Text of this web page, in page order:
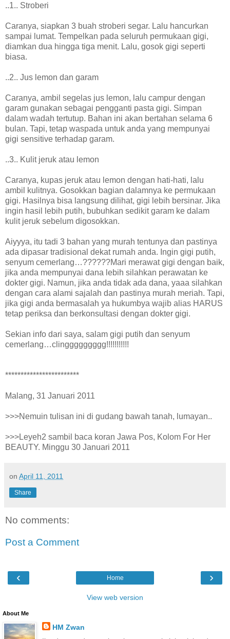
..1.. Stroberi
Caranya, siapkan 3 buah stroberi segar. Lalu hancurkan
sampai lumat. Tempelkan pada seluruh permukaan gigi,
diamkan dua hingga tiga menit. Lalu, gosok gigi seperti
biasa.
..2.. Jus lemon dan garam
Caranya, ambil segelas jus lemon, lalu campur dengan
garam gunakan sebagai pengganti pasta gigi. Simpan
dalam wadah tertutup. Bahan ini akan bertahan selama 6
bulan. Tapi, tetap waspada untuk anda yang mempunyai
gigi sensitive terhadap garam.
..3.. Kulit jeruk atau lemon
Caranya, kupas jeruk atau lemon dengan hati-hati, lalu
ambil kulitnya. Gosokkan bagian dalamnya ke permukaan
gigi. Hasilnya bisa langsung dilihat, gigi lebih bersinar. Jika
ingin hasil lebih putih, bubuhkan sedikit garam ke dalam
kulit jeruk sebelum digosokkan.
Aiyyya, itu tadi 3 bahan yang murah tentunya dan pastinya
ada dipasar tradisional dekat rumah anda. Ingin gigi putih,
senyum cemerlang…??????Mari merawat gigi dengan baik,
jika anda mempunyai dana lebih silahkan perawatan ke
dokter gigi. Namun, jika anda tidak ada dana, yaaa silahkan
dengan cara alami sajalah dan pastinya murah meriah. Tapi,
jika gigi anda bermasalah ya hukumbya wajib alias HARUS
tetap periksa dan berkonsultasi dengan dokter gigi.
Sekian info dari saya, salam gigi putih dan senyum
cemerlang…clinggggggggg!!!!!!!!!!!
************************
Malang, 31 Januari 2011
>>>Nemuin tulisan ini di gudang bawah tanah, lumayan..
>>>Leyeh2 sambil baca koran Jawa Pos, Kolom For Her
BEAUTY. Minggu 30 Januari 2011
on April 11, 2011
Share
No comments:
Post a Comment
‹ ›
Home
View web version
About Me
HM Zwan